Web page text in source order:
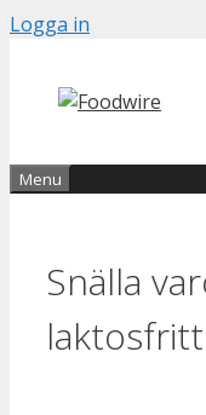
Skip
content
Logga in
Menu
Snälla